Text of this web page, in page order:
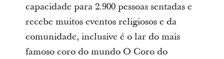
capacidade para 2.900 pessoas sentadas e
recebe muitos eventos religiosos e da
comunidade, inclusive é o lar do mais
famoso coro do mundo O Coro do